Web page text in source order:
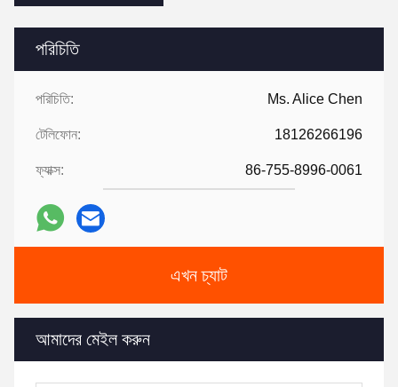
পরিচিতি
পরিচিতি: Ms. Alice Chen
টেলিফোন: 18126266196
ফ্যাক্স: 86-755-8996-0061
এখন চ্যাট
আমাদের মেইল ​​করুন